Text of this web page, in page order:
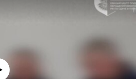
мавжуд эмас